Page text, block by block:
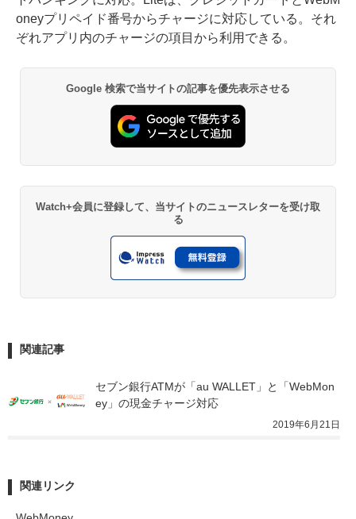
oneyプリペイド番号からチャージに対応している。それ
ぞれアプリ内のチャージの項目から利用できる。
Google 検索で当サイトの記事を優先表示させる
Watch+会員に登録して、当サイトのニュースレターを受け取
る
関連記事
セブン銀行ATMが「au WALLET」と「WebMon
ey」の現金チャージ対応
2019年6月21日
関連リンク